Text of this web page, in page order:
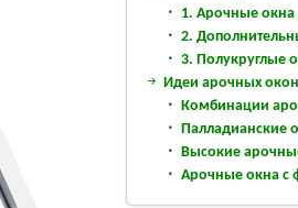
1. Арочные окна
2.
3. Полукруглые
Идеи арочных
Комбинации
Палладианские
Высокие
Арочные окна с